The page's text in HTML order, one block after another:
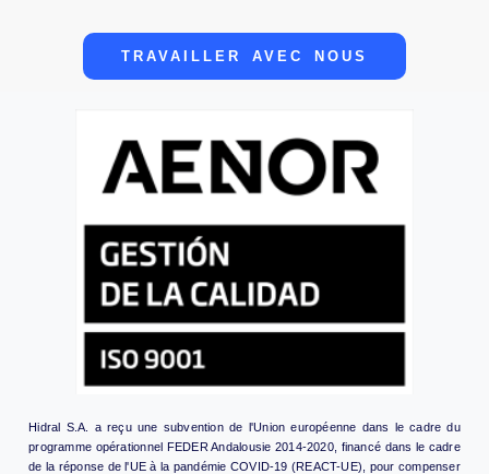
TRAVAILLER AVEC NOUS
Hidral S.A. a reçu une subvention de l'Union européenne dans le cadre du
programme opérationnel FEDER Andalousie 2014-2020, financé dans le cadre
de la réponse de l'UE à la pandémie COVID-19 (REACT-UE), pour compenser